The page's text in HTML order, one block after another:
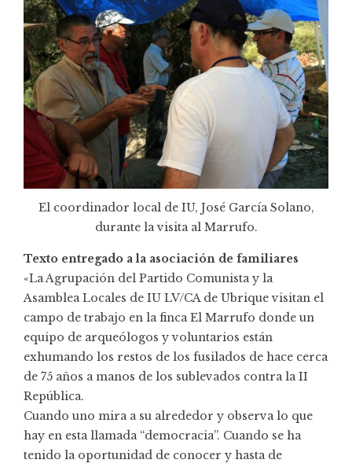
El coordinador local de IU, José García Solano,
durante la visita al Marrufo.
Texto entregado a la asociación de familiares
«La Agrupación del Partido Comunista y la
Asamblea Locales de IU LV/CA de Ubrique visitan el
campo de trabajo en la finca El Marrufo donde un
equipo de arqueólogos y voluntarios están
exhumando los restos de los fusilados de hace cerca
de 75 años a manos de los sublevados contra la II
República.
Cuando uno mira a su alrededor y observa lo que
hay en esta llamada “democracia”. Cuando se ha
tenido la oportunidad de conocer y hasta de